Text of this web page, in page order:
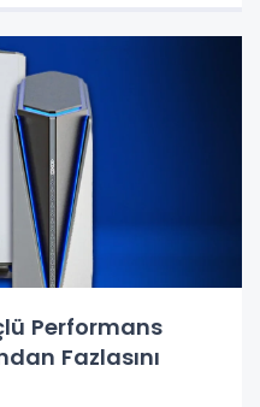
Performans
Fazlasını